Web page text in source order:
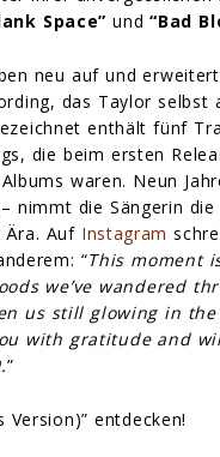
Space” und“Bad
neu auf und
das Taylor selbst
enthält fünf
die beim ersten
waren. Neun
nimmt die Sängerin
Ära. Auf Instagram
“This moment
we’ve wandered
us still glowing in the
with gratitude and
”
Version)” entdecken!